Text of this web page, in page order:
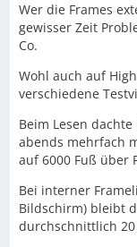
Wer die Frames
gewisser Zeit
Co.
Wohl auch auf
verschiedene
Beim Lesen
abends mehrfach
auf 6000 Fuß über
Bei interner
Bildschirm) bleibt
durchschnittlich 20